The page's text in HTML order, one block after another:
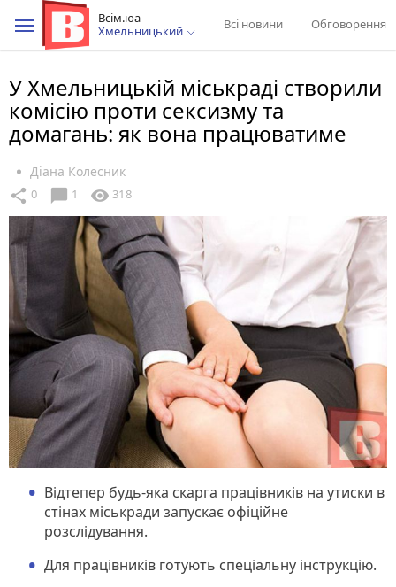
Всім.юа
Хмельницький
Всі новини Обговорення
У Хмельницькій міськраді створили
комісію проти сексизму та
домагань: як вона працюватиме
Діана Колесник
share 0 chat_bubble 1 visibility 318
Відтепер будь-яка скарга працівників на утиски в
стінах міськради запускає офіційне
розслідування.
Для працівників готують спеціальну інструкцію.